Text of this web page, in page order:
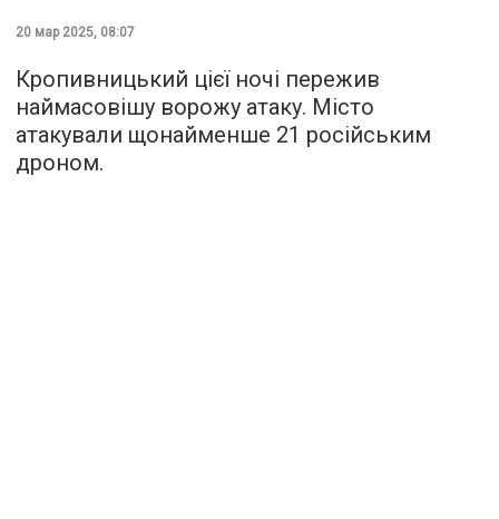
20 мар 2025, 08:07
Кропивницький цієї ночі пережив
наймасовішу ворожу атаку. Місто
атакували щонайменше 21 російським
дроном.